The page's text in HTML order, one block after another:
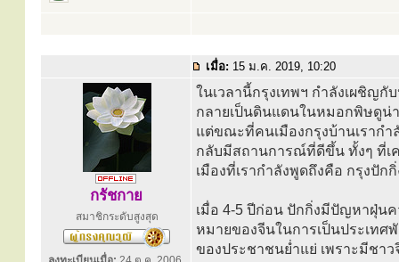
เมื่อ: 15 ม.ค. 2019, 10:20
กรัชกาย
สมาชิกระดับสูงสุด
ในเวลานี้กรุงเทพฯ กำลังเผชิญ
กลายเป็นดินแดนในหมอกพิษดูน่
แต่ขณะที่คนเมืองกรุงบ้านเรากำ
กลับมีสถานการณ์ที่ดีขึ้น ทั้งๆ ที่เ
เมืองที่เรากำลังพูดถึงคือ กรุงปักกิ่
เมื่อ 4-5 ปีก่อน ปักกิ่งมีปัญหาฝุ่น
หมายของจีนในการเป็นประเท
ของประชาชนย่ำแย่ เพราะมีชา